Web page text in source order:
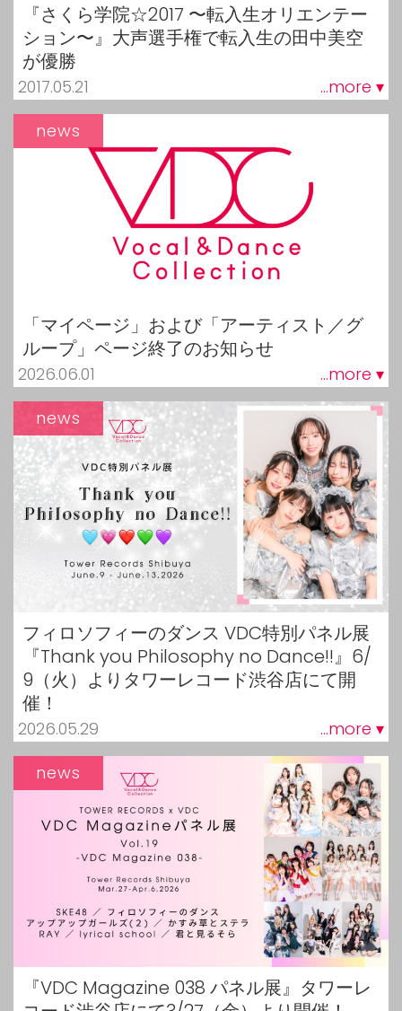
『さくら学院☆2017 〜転入生オリエンテー
ション〜』大声選手権で転入生の田中美空
が優勝
2017.05.21 ...more ▾
「マイページ」および「アーティスト／グ
ループ」ページ終了のお知らせ
2026.06.01 ...more ▾
news
フィロソフィーのダンス VDC特別パネル展
『Thank you Philosophy no Dance!!』6/
9（火）よりタワーレコード渋谷店にて開
催！
2026.05.29 ...more ▾
news
『VDC Magazine 038 パネル展』タワーレ
news